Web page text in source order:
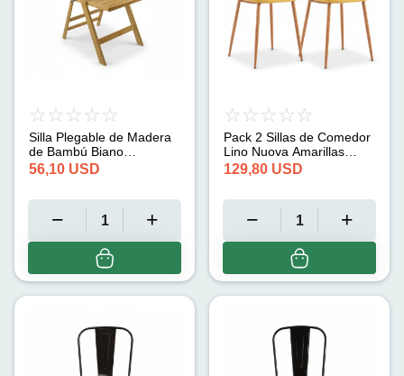
Silla Plegable de Madera
de Bambú Biano
Barnizadas Natural Thinia
Home (46x44x78cm)
56,10 USD
Pack 2 Sillas de Comedor
Lino Nuova Amarillas
Thinia Home
(91x51x44cm)
129,80 USD